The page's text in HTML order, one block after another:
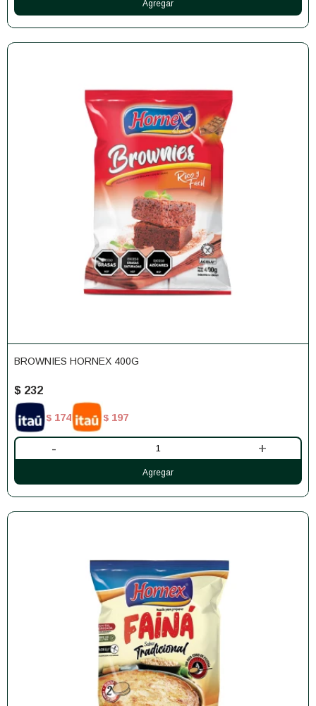
BROWNIES HORNEX 400G
$ 232
$ 174 $ 197
- +